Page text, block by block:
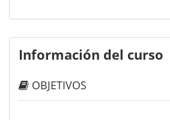
Información del curso
OBJETIVOS